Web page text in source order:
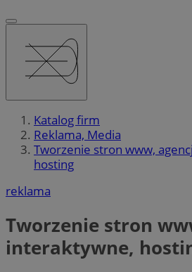
Katalog firm
Reklama, Media
Tworzenie stron www,
hosting
reklama
Tworzenie stron
interaktywne,